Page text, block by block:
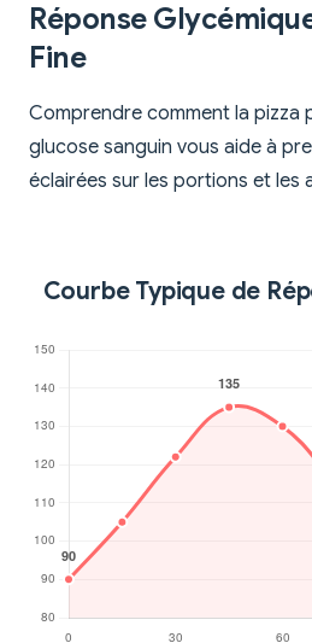
Réponse
Fine
Comprendre comment la
glucose sanguin vous aide à
éclairées sur les portions et les
Courbe Typique de